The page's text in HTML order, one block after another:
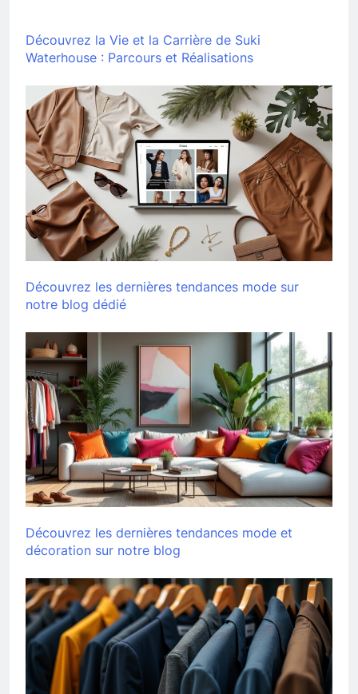
Découvrez la Vie et la Carrière de Suki
Waterhouse : Parcours et Réalisations
Découvrez les dernières tendances mode sur
notre blog dédié
Découvrez les dernières tendances mode et
décoration sur notre blog